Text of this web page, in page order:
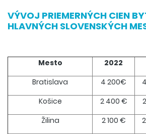
VÝVOJ PRIEMERNÝCH CIEN
HLAVNÝCH SLOVENSKÝCH
Mesto 2022
Bratislava
4 200€
Košice
2 400 €
Žilina
2 100 €